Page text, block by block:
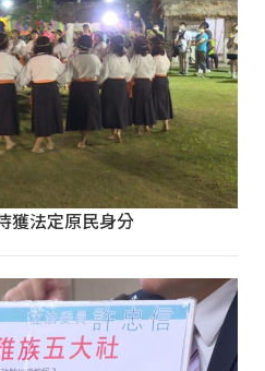
獲法定原民身分